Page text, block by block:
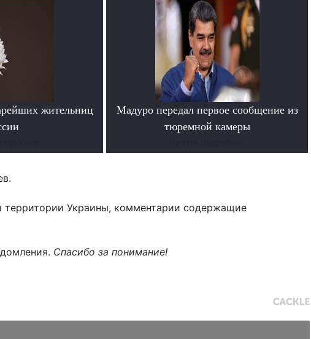
жительниц
Мадуро передал первое сообщение из
тюремной камеры
Украины, комментарии содержащие
Спасибо за понимание!